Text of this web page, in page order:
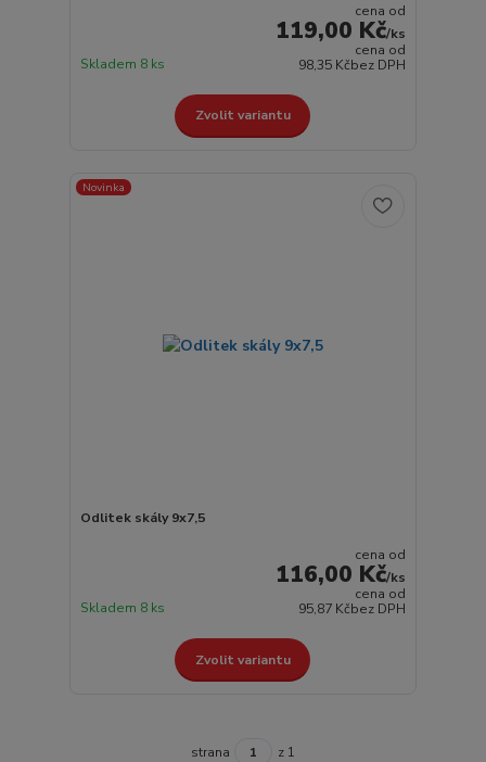
cena od
119,00 Kč/ks
cena od
98,35 Kčbez DPH
Skladem 8 ks
Zvolit variantu
Novinka
Odlitek skály 9x7,5
cena od
116,00 Kč/ks
cena od
95,87 Kčbez DPH
Skladem 8 ks
Zvolit variantu
strana z 1